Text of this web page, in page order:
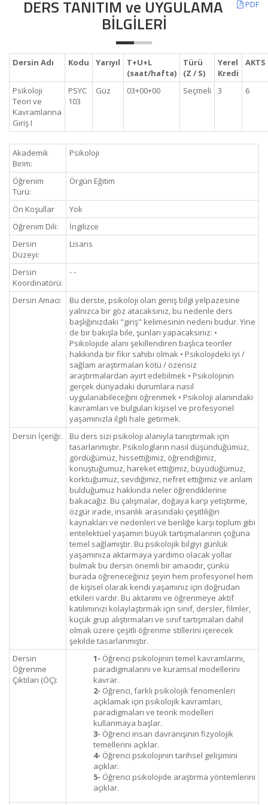
PDF
DERS TANITIM ve UYGULAMA
BİLGİLERİ
Dersin Adı Kodu Yarıyıl
T+U+L
(saat/hafta)
Türü
(Z / S)
Yerel
Kredi
AKTS
Psikoloji
Teori ve
Kavramlarına
Giriş I
PSYC
103
Güz 03+00+00 Seçmeli 3 6
Akademik
Birim:
Psikoloji
Öğrenim
Türü:
Örgün Eğitim
Ön Koşullar
Yok
Öğrenim Dili:
İngilizce
Dersin
Düzeyi:
Lisans
Dersin
Koordinatörü:
- -
Dersin Amacı:
Bu derste, psikoloji olan geniş bilgi yelpazesine
yalnızca bir göz atacaksınız, bu nedenle ders
başlığınızdaki "giriş" kelimesinin nedeni budur. Yine
de bir bakışla bile, şunları yapacaksınız: •
Psikolojide alanı şekillendiren başlıca teoriler
hakkında bir fikir sahibi olmak • Psikolojideki iyi /
sağlam araştırmaları kötü / özensiz
araştırmalardan ayırt edebilmek • Psikolojinin
gerçek dünyadaki durumlara nasıl
uygulanabileceğini öğrenmek • Psikoloji alanındaki
kavramları ve bulguları kişisel ve profesyonel
yaşamınızla ilgili hale getirmek.
Dersin İçeriği:
Bu ders sizi psikoloji alanıyla tanıştırmak için
tasarlanmıştır. Psikologların nasıl düşündüğümüz,
gördüğümüz, hissettiğimiz, öğrendiğimiz,
konuştuğumuz, hareket ettiğimiz, büyüdüğümüz,
korktuğumuz, sevdiğimiz, nefret ettiğimiz ve anlam
bulduğumuz hakkında neler öğrendiklerine
bakacağız. Bu çalışmalar, doğaya karşı yetiştirme,
özgür irade, insanlık arasındaki çeşitliliğin
kaynakları ve nedenleri ve benliğe karşı toplum gibi
entelektüel yaşamın büyük tartışmalarının çoğuna
temel sağlamıştır. Bu psikolojik bilgiyi günlük
yaşamınıza aktarmaya yardımcı olacak yollar
bulmak bu dersin önemli bir amacıdır, çünkü
burada öğreneceğiniz şeyin hem profesyonel hem
de kişisel olarak kendi yaşamınız için doğrudan
etkileri vardır. Bu aktarımı ve öğrenmeye aktif
katılımınızı kolaylaştırmak için sınıf, dersler, filmler,
küçük grup alıştırmaları ve sınıf tartışmaları dahil
olmak üzere çeşitli öğrenme stillerini içerecek
şekilde tasarlanmıştır.
Dersin
Öğrenme
Çıktıları (ÖÇ):
1- Öğrenci psikolojinin temel kavramlarını,
paradigmalarını ve kuramsal modellerini
kavrar.
2- Öğrenci, farklı psikolojik fenomenleri
açıklamak için psikolojik kavramları,
paradigmaları ve teorik modelleri
kullanmaya başlar.
3- Öğrenci insan davranışının fizyolojik
temellerini açıklar.
4- Öğrenci psikolojinin tarihsel gelişimini
açıklar.
5- Öğrenci psikolojide araştırma yöntemlerini
açıklar.